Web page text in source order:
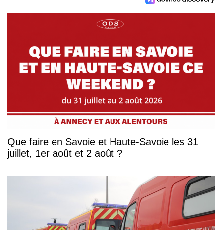
Que faire en Savoie et Haute-Savoie les 31
juillet, 1er août et 2 août ?